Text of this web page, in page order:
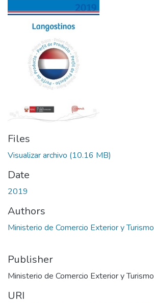
Files
Visualizar archivo (10.16 MB)
Date
2019
Authors
Ministerio de Comercio Exterior y Turismo
Publisher
Ministerio de Comercio Exterior y Turismo
URI